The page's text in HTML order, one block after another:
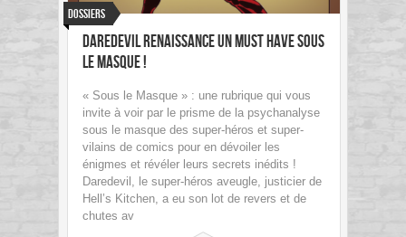
Dossiers
Daredevil Renaissance un Must Have Sous
le Masque !
« Sous le Masque » : une rubrique qui vous
invite à voir par le prisme de la psychanalyse
sous le masque des super-héros et super-
vilains de comics pour en dévoiler les
énigmes et révéler leurs secrets inédits !
Daredevil, le super-héros aveugle, justicier de
Hell’s Kitchen, a eu son lot de revers et de
chutes av